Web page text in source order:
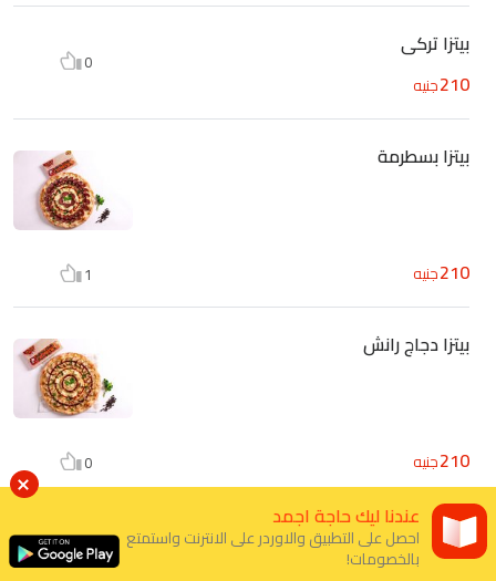
بيتزا تركى
210جنيه
0
بيتزا بسطرمة
210جنيه 1
بيتزا دجاج رانش
210جنيه 0
زيادات 6
عندنا ليك حاجة اجمد
احصل على التطبيق والاوردر على الانترنت واستمتع
بالخصومات!